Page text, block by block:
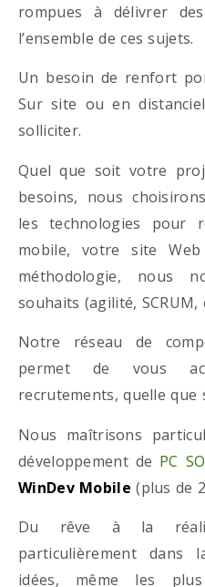
rompues à délivrer
l’ensemble de ces sujets.
Un besoin de renfort
Sur site ou en
solliciter.
Quel que soit votre
besoins, nous
les technologies pour
mobile, votre site
méthodologie, nous
souhaits (agilité, SCRUM,
Notre réseau de
permet de vous
recrutements, quelle
Nous maîtrisons
développement de PC
WinDev Mobile (plus de
Du rêve à la
particulièrement dans
idées, même les